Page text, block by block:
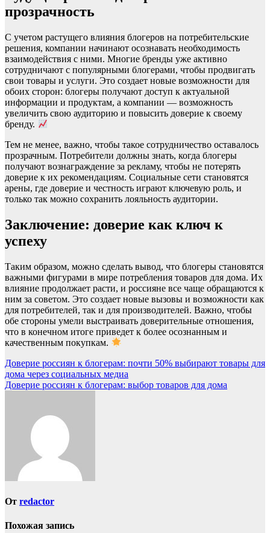
прозрачность
С учетом растущего влияния блогеров на потребительские
решения, компании начинают осознавать необходимость
взаимодействия с ними. Многие бренды уже активно
сотрудничают с популярными блогерами, чтобы продвигать
свои товары и услуги. Это создает новые возможности для
обоих сторон: блогеры получают доступ к актуальной
информации и продуктам, а компании — возможность
увеличить свою аудиторию и повысить доверие к своему
бренду.
Тем не менее, важно, чтобы такое сотрудничество оставалось
прозрачным. Потребители должны знать, когда блогеры
получают вознаграждение за рекламу, чтобы не потерять
доверие к их рекомендациям. Социальные сети становятся
арены, где доверие и честность играют ключевую роль, и
только так можно сохранить лояльность аудитории.
Заключение: доверие как ключ к
успеху
Таким образом, можно сделать вывод, что блогеры становятся
важными фигурами в мире потребления товаров для дома. Их
влияние продолжает расти, и россияне все чаще обращаются к
ним за советом. Это создает новые вызовы и возможности как
для потребителей, так и для производителей. Важно, чтобы
обе стороны умели выстраивать доверительные отношения,
что в конечном итоге приведет к более осознанным и
качественным покупкам.
Навигация
по
Доверие россиян к блогерам: почти 50% выбирают товары для
дома через социальных медиа
Доверие россиян к блогерам: выбор товаров для дома
От redactor
Похожая запись